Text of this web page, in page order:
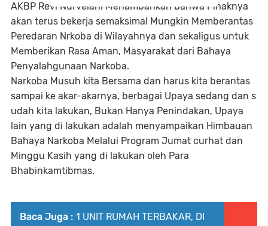
AKBP Revi Nurvelani Menambahkan bahwa Pihaknya
akan terus bekerja semaksimal Mungkin Memberantas
Peredaran Nrkoba di Wilayahnya dan sekaligus untuk
Memberikan Rasa Aman, Masyarakat dari Bahaya
Penyalahgunaan Narkoba.
Narkoba Musuh kita Bersama dan harus kita berantas
sampai ke akar-akarnya, berbagai Upaya sedang dan s
udah kita lakukan, Bukan Hanya Penindakan, Upaya
lain yang di lakukan adalah menyampaikan Himbauan
Bahaya Narkoba Melalui Program Jumat curhat dan
Minggu Kasih yang di lakukan oleh Para
Bhabinkamtibmas.
Baca Juga : 1 UNIT RUMAH TERBAKAR, DI